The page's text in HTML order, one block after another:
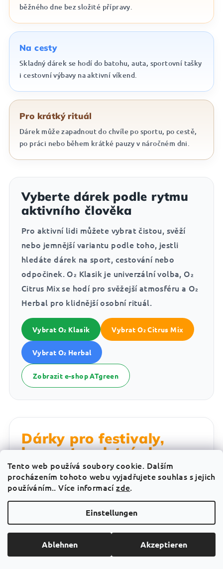
Tento web používá soubory cookie. Dalším
procházením tohoto webu vyjadřujete souhlas s jejich
používáním.. Více informacízde.
Einstellungen
Ablehnen Akzeptieren
běžného dne bez složité přípravy.
Na cesty
Skladný dárek se hodí do batohu, auta, sportovní tašky
i cestovní výbavy na aktivní víkend.
Pro krátký rituál
Dárek může zapadnout do chvíle po sportu, po cestě,
po práci nebo během krátké pauzy v náročném dni.
Vyberte dárek podle rytmu
aktivního člověka
Pro aktivní lidi můžete vybrat čistou, svěží
nebo jemnější variantu podle toho, jestli
hledáte dárek na sport, cestování nebo
odpočinek. O₂ Klasik je univerzální volba, O₂
Citrus Mix se hodí pro svěžejší atmosféru a O₂
Herbal pro klidnější osobní rituál.
Vybrat O₂ Klasik Vybrat O₂ Citrus Mix
Vybrat O₂ Herbal
Zobrazit e-shop ATgreen
Dárky pro festivaly,
koncerty a letní akce
Festivaly a koncerty mají vlastní atmosféru.
Hudba, kamarádi, cestování, dlouhé dny,
noční návraty, stanování, fronty, slunce,
prach, tanec a spousta zážitků. Dárek pro
člověka, který miluje festivaly, by měl být
praktický, lehký a ideálně použitelný přímo na
akci nebo během cesty.